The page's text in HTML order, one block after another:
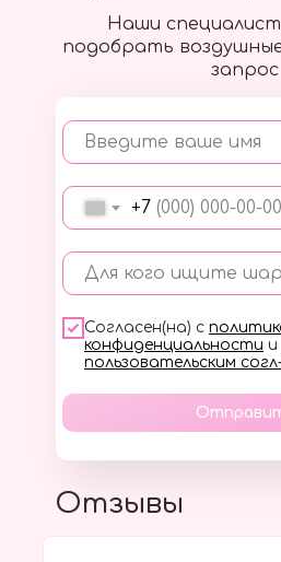
Наши
подобрать
запрос
Введите ваше имя
+7
Для кого ищите
Согласен(на) с
конфиденциальности и
пользовательским
Отзывы